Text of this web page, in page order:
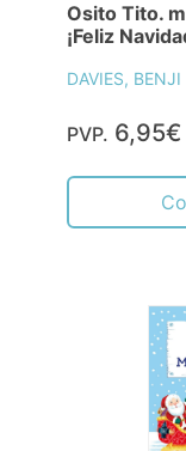
Osito Tito.
¡Feliz
DAVIES, BENJI
PVP. 6,95€